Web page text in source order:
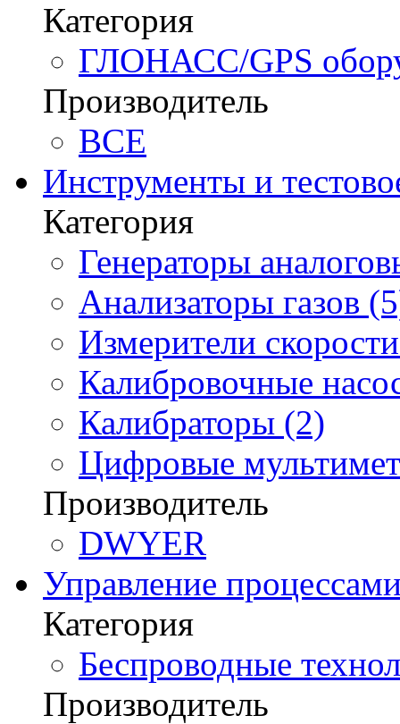
Категория
ГЛОНАСС/GPS
Производитель
BCE
Инструменты и
Категория
Генераторы
Анализаторы газов
Измерители
Калибровочные
Калибраторы (2)
Цифровые
Производитель
DWYER
Управление
Категория
Беспроводные
Производитель